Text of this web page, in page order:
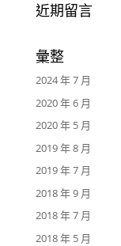
近期留言
彙整
2024 年 7 月
2020 年 6 月
2020 年 5 月
2019 年 8 月
2019 年 7 月
2018 年 9 月
2018 年 7 月
2018 年 5 月